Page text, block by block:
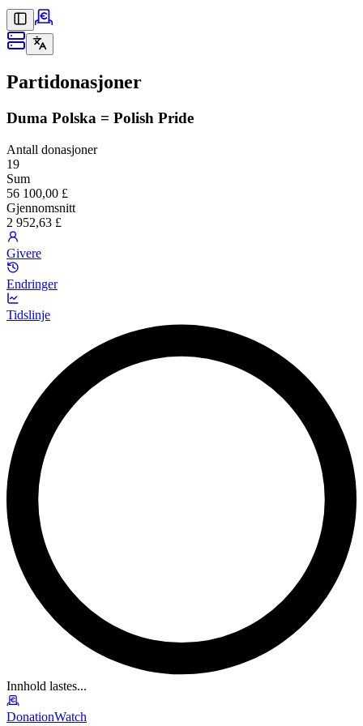
Partidonasjoner
Duma Polska = Polish Pride
Antall donasjoner
19
Sum
56 100,00 £
Gjennomsnitt
2 952,63 £
Givere
Endringer
Tidslinje
Innhold lastes...
DonationWatch